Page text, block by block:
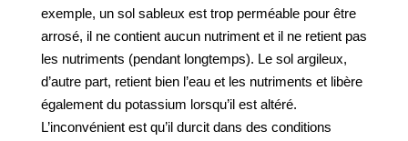
exemple, un sol sableux est trop perméable pour être
arrosé, il ne contient aucun nutriment et il ne retient pas
les nutriments (pendant longtemps). Le sol argileux,
d’autre part, retient bien l’eau et les nutriments et libère
également du potassium lorsqu’il est altéré.
L’inconvénient est qu’il durcit dans des conditions